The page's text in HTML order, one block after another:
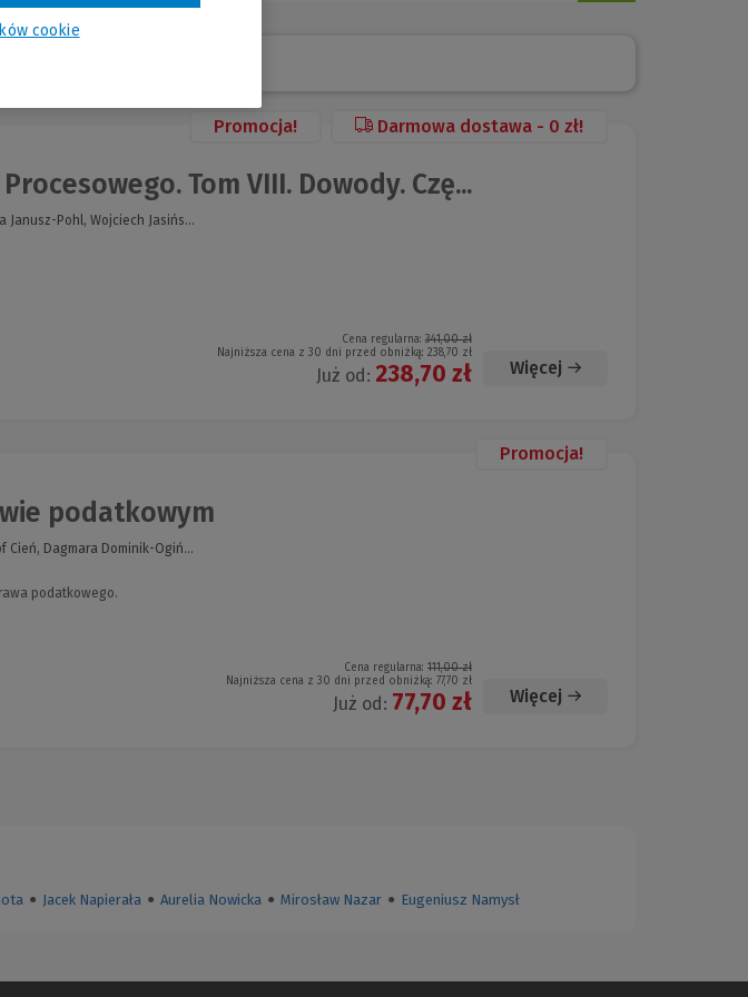
Promocja! Darmowa dostawa - 0 zł!
Tom VIII. Dowody. Czę...
Janusz-Pohl, Wojciech Jasińs...
Cena regularna: 341,00 zł
Najniższa cena z 30 dni przed obniżką: 238,70 zł
Już od: 238,70 zł Więcej
Promocja!
podatkowym
Cień, Dagmara Dominik-Ogiń...
podatkowego.
Cena regularna: 111,00 zł
Najniższa cena z 30 dni przed obniżką: 77,70 zł
Już od: 77,70 zł Więcej
● Jacek Napierała ● Aurelia Nowicka ● Mirosław Nazar ● Eugeniusz Namysł
cookie